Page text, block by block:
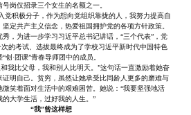
岗仅招录三个女生的名额之一。
党积极分子，作为想向党组织靠拢的人，我努力提高自
定共产主义信念，热爱祖国拥护党的各项方针政策。
，为进一步学习习近平总书记讲话，“三个代表”，党
的考试、选拔最终成为了学校习近平新时代中国特色
·团课”青春导师团中的成员。
和我比父母，我和别人比明天。”这句话一直激励着她奋
明自己。贫穷，虽然让她承受比同龄人更多的磨难与
笑着面对生活中的艰难困苦。她说：“我要坚强地活
大学生活，过好我的人生。”
“我”曾这样想